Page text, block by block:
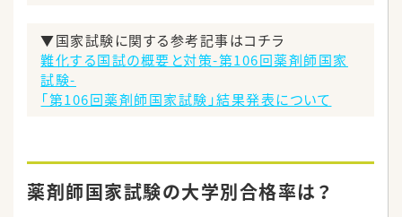
▼国家試験に関する参考記事はコチラ
難化する国試の概要と対策-第106回薬剤師国家
試験-
「第106回薬剤師国家試験」結果発表について
薬剤師国家試験の大学別合格率は？